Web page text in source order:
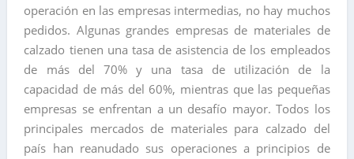
operación en las empresas intermedias, no hay muchos
pedidos. Algunas grandes empresas de materiales de
calzado tienen una tasa de asistencia de los empleados
de más del 70% y una tasa de utilización de la
capacidad de más del 60%, mientras que las pequeñas
empresas se enfrentan a un desafío mayor. Todos los
principales mercados de materiales para calzado del
país han reanudado sus operaciones a principios de